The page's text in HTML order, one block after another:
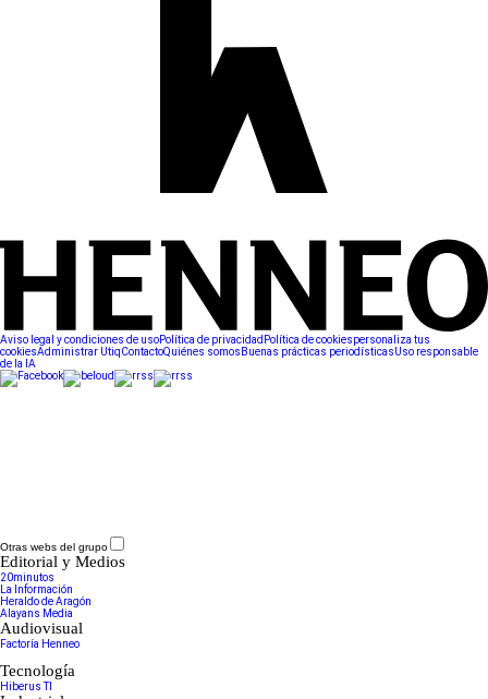
Aviso legal y condiciones de usoPolítica de privacidad Política de cookiespersonaliza tus
cookiesAdministrar UtiqContactoQuiénes somos Buenas prácticas periodísticasUso responsable
de la IA
Otras webs del grupo
Editorial y Medios
20minutos
La Información
Heraldo de Aragón
Alayans Media
Audiovisual
Factoría Henneo
Tecnología
Hiberus TI